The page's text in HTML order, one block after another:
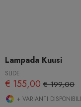
Lampada Kuusi
SLIDE
€ 155,00 € 199,00
+ VARIANTI DISPONIBILI